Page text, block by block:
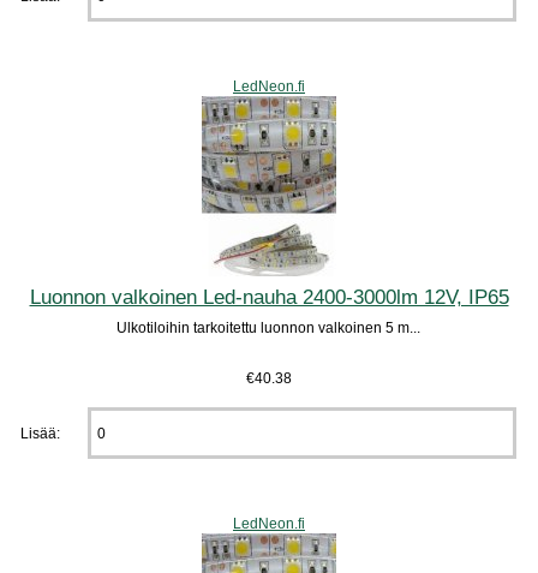
LedNeon.fi
Luonnon valkoinen Led-nauha 2400-3000lm 12V, IP65
Ulkotiloihin tarkoitettu luonnon valkoinen 5 m...
€40.38
Lisää:
LedNeon.fi